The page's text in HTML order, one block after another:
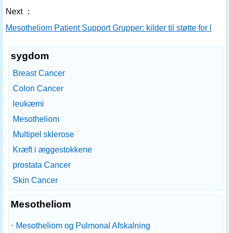
Next ：
Mesotheliom Patient Support Grupper: kilder til støtte for
sygdom
Breast Cancer
Colon Cancer
leukæmi
Mesotheliom
Multipel sklerose
Kræft i æggestokkene
prostata Cancer
Skin Cancer
Mesotheliom
· Mesotheliom og Pulmonal Afskalning